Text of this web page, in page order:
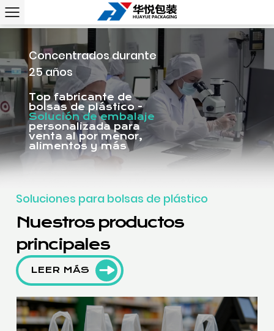
Concentrados durante
25 años
Top fabricante de
bolsas de plástico -
Solución de embalaje
personalizada para
venta al por menor,
alimentos y más
Soluciones para bolsas de plástico
Nuestros productos
principales
LEER MÁS